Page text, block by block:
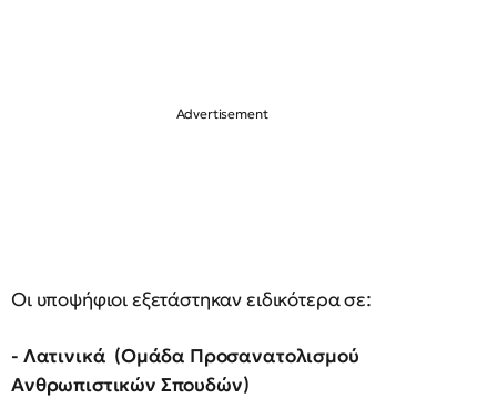
Οι υποψήφιοι εξετάστηκαν ειδικότερα σε:
- Λατινικά (Ομάδα Προσανατολισμού
Ανθρωπιστικών Σπουδών)